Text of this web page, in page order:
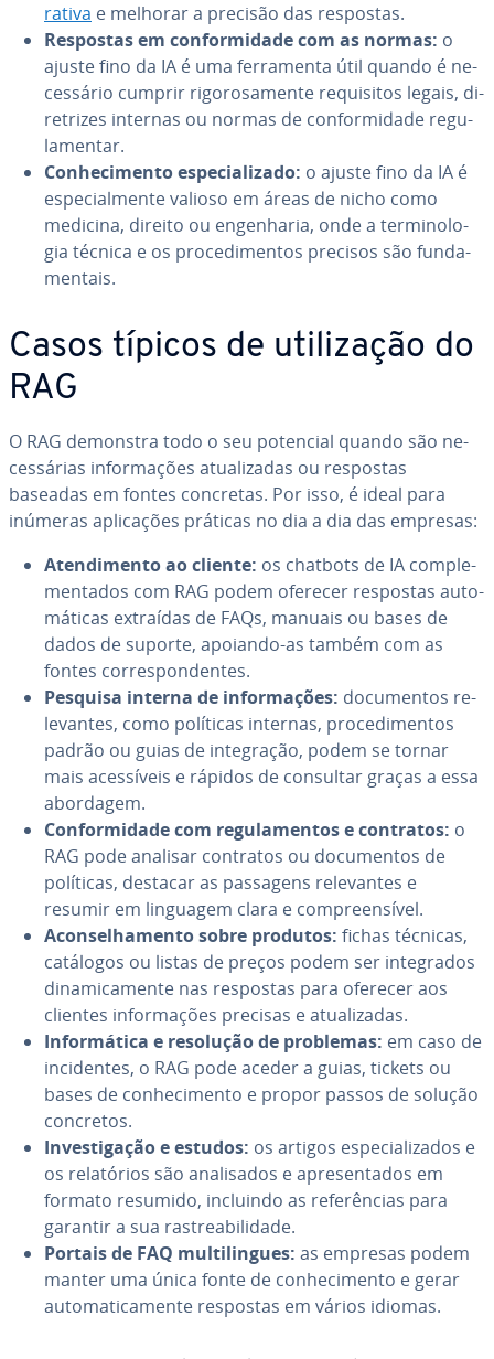
ra­tiva e melhorar a precisão das respostas.
Respostas em con­for­mi­dade com as normas: o
ajuste fino da IA é uma fer­ra­menta útil quando é ne­
ces­sá­rio cumprir ri­go­ro­sa­mente re­qui­si­tos legais, di­
re­tri­zes internas ou normas de con­for­mi­dade re­gu­
la­men­tar.
Co­nhe­ci­mento es­pe­ci­a­li­zado: o ajuste fino da IA é
es­pe­ci­al­mente valioso em áreas de nicho como
medicina, direito ou en­ge­nha­ria, onde a ter­mi­no­lo­
gia técnica e os pro­ce­di­men­tos precisos são fun­da­
men­tais.
Casos típicos de uti­li­za­ção do
RAG
O RAG demonstra todo o seu potencial quando são ne­
ces­sá­rias in­for­ma­ções atu­a­li­za­das ou respostas
baseadas em fontes concretas. Por isso, é ideal para
inúmeras apli­ca­ções práticas no dia a dia das empresas:
Aten­di­mento ao cliente: os chatbots de IA com­ple­
men­ta­dos com RAG podem oferecer respostas au­to­
má­ti­cas extraídas de FAQs, manuais ou bases de
dados de suporte, apoiando-as também com as
fontes cor­res­pon­den­tes.
Pesquisa interna de in­for­ma­ções: do­cu­men­tos re­
le­van­tes, como políticas internas, pro­ce­di­men­tos
padrão ou guias de in­te­gra­ção, podem se tornar
mais aces­sí­veis e rápidos de consultar graças a essa
abordagem.
Con­for­mi­dade com re­gu­la­men­tos e contratos: o
RAG pode analisar contratos ou do­cu­men­tos de
políticas, destacar as passagens re­le­van­tes e
resumir em linguagem clara e com­pre­en­sí­vel.
Acon­se­lha­mento sobre produtos: fichas técnicas,
catálogos ou listas de preços podem ser in­te­gra­dos
di­na­mi­ca­mente nas respostas para oferecer aos
clientes in­for­ma­ções precisas e atu­a­li­za­das.
In­for­má­tica e resolução de problemas: em caso de
in­ci­den­tes, o RAG pode aceder a guias, tickets ou
bases de co­nhe­ci­mento e propor passos de solução
concretos.
In­ves­ti­ga­ção e estudos: os artigos es­pe­ci­a­li­za­dos e
os re­la­tó­rios são ana­li­sa­dos e apre­sen­ta­dos em
formato resumido, incluindo as re­fe­rên­cias para
garantir a sua ras­tre­a­bi­li­dade.
Portais de FAQ mul­ti­lin­gues: as empresas podem
manter uma única fonte de co­nhe­ci­mento e gerar
au­to­ma­ti­ca­mente respostas em vários idiomas.